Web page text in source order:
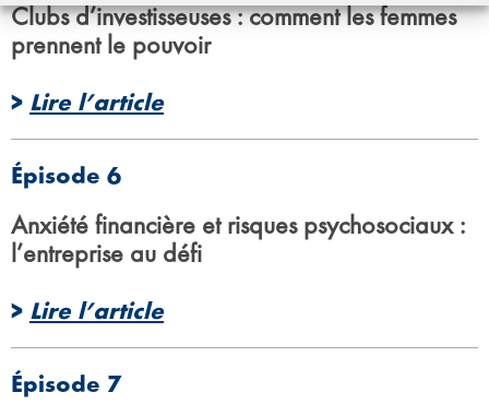
Clubs d’investisseuses : comment les femmes
prennent le pouvoir
> Lire l’article
Épisode 6
Anxiété financière et risques psychosociaux :
l’entreprise au défi
> Lire l’article
Épisode 7